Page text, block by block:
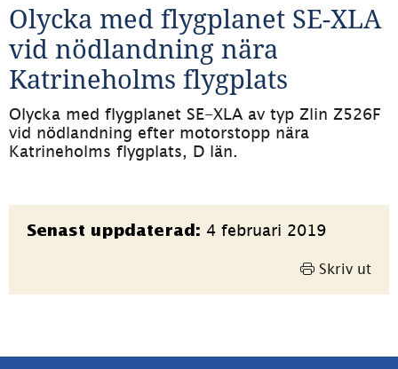
Olycka med flygplanet SE-XLA
vid nödlandning nära
Katrineholms flygplats
Olycka med flygplanet SE-XLA av typ Zlin Z526F
vid nödlandning efter motorstopp nära
Katrineholms flygplats, D län.
Sidinformation
Senast uppdaterad: 4 februari 2019
Skriv ut